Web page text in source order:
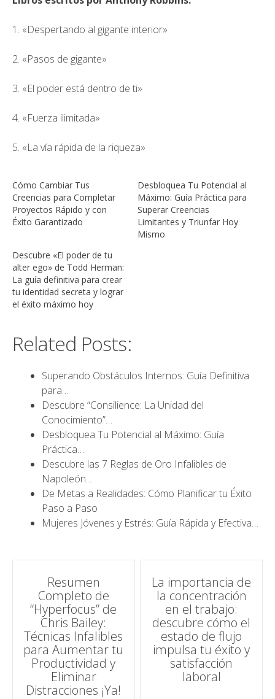
1. «Despertando al gigante interior»
2. «Pasos de gigante»
3. «El poder está dentro de ti»
4. «Fuerza ilimitada»
5. «La vía rápida de la riqueza»
Cómo Cambiar Tus
Creencias para Completar
Proyectos Rápido y con
Éxito Garantizado
Desbloquea Tu Potencial al
Máximo: Guía Práctica para
Superar Creencias
Limitantes y Triunfar Hoy
Mismo
Descubre «El poder de tu
alter ego» de Todd Herman:
La guía definitiva para crear
tu identidad secreta y lograr
el éxito máximo hoy
Related Posts:
Superando Obstáculos Internos: Guía Definitiva
para…
Descubre “Consilience: La Unidad del
Conocimiento”…
Desbloquea Tu Potencial al Máximo: Guía
Práctica…
Descubre las 7 Reglas de Oro Infalibles de
Napoleón…
De Metas a Realidades: Cómo Planificar tu Éxito
Paso a Paso
Mujeres Jóvenes y Estrés: Guía Rápida y Efectiva…
Navegación
de
entradas
Resumen
Completo de
“Hyperfocus” de
Chris Bailey:
Técnicas Infalibles
para Aumentar tu
Productividad y
Eliminar
Distracciones ¡Ya!
La importancia de
la concentración
en el trabajo:
descubre cómo el
estado de flujo
impulsa tu éxito y
satisfacción
laboral